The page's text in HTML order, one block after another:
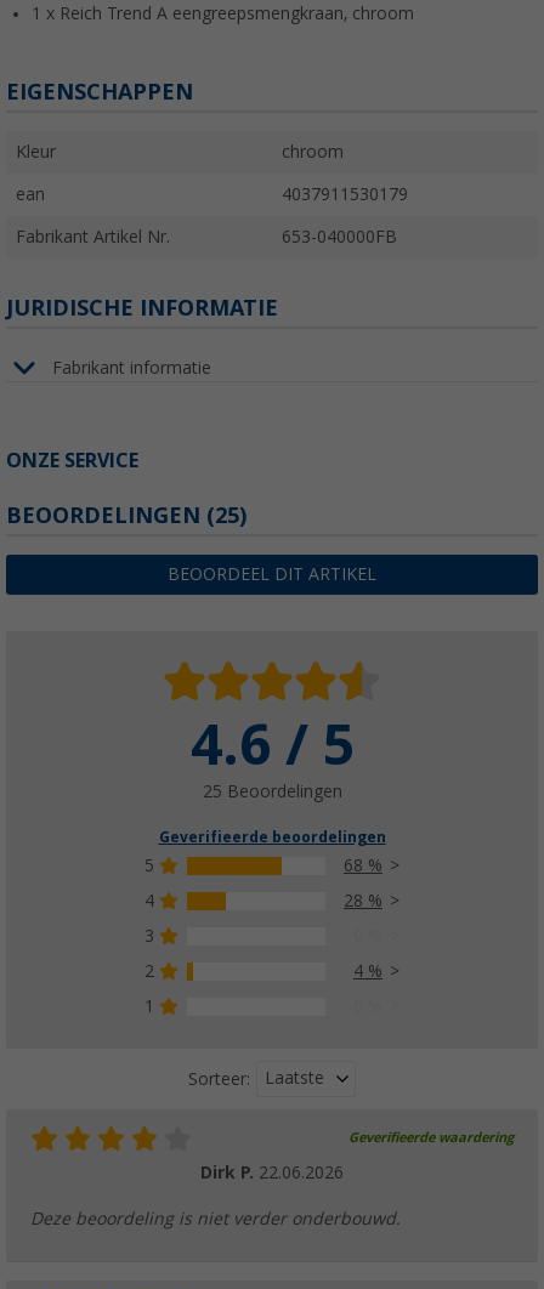
1 x Reich Trend A eengreepsmengkraan, chroom
EIGENSCHAPPEN
Kleur chroom
ean 4037911530179
Fabrikant Artikel Nr. 653-040000FB
JURIDISCHE INFORMATIE
Fabrikant informatie
ONZE SERVICE
BEOORDELINGEN (25)
BEOORDEEL DIT ARTIKEL
4.6 / 5
25 Beoordelingen
Geverifieerde beoordelingen
5
68 %
4
28 %
3
2
4 %
1
Sorteer: Laatste
Geverifieerde waardering
Dirk P. 22.06.2026
Deze beoordeling is niet verder onderbouwd.